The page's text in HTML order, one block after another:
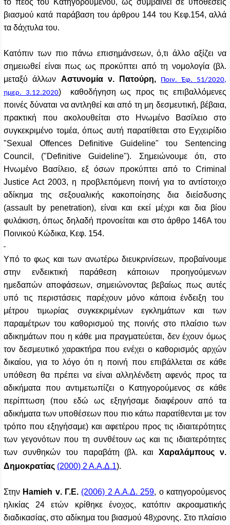
βιασμού κατά παράβαση του άρθρου 144 του Κεφ.154, αλλά
τα δάχτυλα του.
Κατόπιν των πιο πάνω επισημάνσεων, ό,τι άλλο αξίζει να
σημειωθεί είναι πως ως προκύπτει από τη νομολογία (βλ.
μεταξύ άλλων Αστυνομία ν. Πατούρη,
Ποιν. Έφ. 51/2020,
ημερ. 3.12.2020)
καθοδήγηση ως προς τις επιβαλλόμενες
ποινές δύναται να αντληθεί και από τη μη δεσμευτική, βέβαια,
πρακτική που ακολουθείται στο Ηνωμένο Βασίλειο στο
συγκεκριμένο τομέα, όπως αυτή παρατίθεται στο Εγχειρίδιο
"Sexual Offences Definitive Guideline" του Sentencing
Council , ("Definitive Guideline"). Σημειώνουμε ότι, στο
Ηνωμένο Βασίλειο, εξ όσων προκύπτει από το Criminal
Justice Act 2003, η προβλεπόμενη ποινή για το αντίστοιχο
αδίκημα της σεξουαλικής κακοποίησης δια διείσδυσης
(assault by penetration), είναι και εκεί μέχρι και δια βίου
φυλάκιση, όπως δηλαδή προνοείται και στο άρθρο 146Α του
Ποινικού Κώδικα, Κεφ. 154.
Υπό το φως και των ανωτέρω διευκρινίσεων, προβαίνουμε
στην ενδεικτική παράθεση κάποιων προηγούμενων
ημεδαπών αποφάσεων, σημειώνοντας βεβαίως πως αυτές
υπό τις περιστάσεις παρέχουν μόνο κάποια ένδειξη του
μέτρου τιμωρίας συγκεκριμένων εγκλημάτων και των
παραμέτρων του καθορισμού της ποινής στο πλαίσιο των
αδικημάτων που η κάθε μια πραγματεύεται, δεν έχουν όμως
τον δεσμευτικό χαρακτήρα που ενέχει ο καθορισμός αρχών
δικαίου, για το λόγο ότι η ποινή που επιβάλλεται σε κάθε
υπόθεση θα πρέπει να είναι αλληλένδετη αφενός προς τα
αδικήματα που αντιμετωπίζει ο Κατηγορούμενος σε κάθε
περίπτωση (που εδώ ως εξηγήσαμε διαφέρουν από τα
αδικήματα των υποθέσεων που πιο κάτω παρατίθενται με τον
τρόπο που εξηγήσαμε) και αφετέρου προς τις ιδιαιτερότητες
των γεγονότων που τη συνθέτουν ως και τις ιδιαιτερότητες
των συνθηκών του παραβάτη (βλ. καιΧαραλάμπους ν.
Δημοκρατίας (2000) 2 Α.Α.Δ.1).
Στην Hamieh v. Γ.Ε. (2006) 2 Α.Α.Δ. 259, ο κατηγορούμενος
ηλικίας 24 ετών κρίθηκε ένοχος, κατόπιν ακροαματικής
διαδικασίας, στο αδίκημα του βιασμού 48χρονης. Στο πλαίσιο